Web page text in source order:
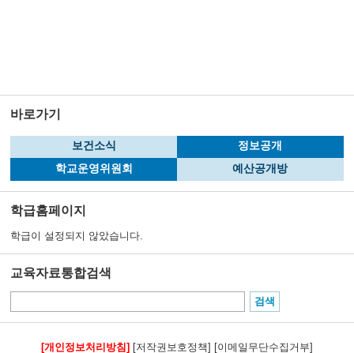
바로가기
보건소식
정보공개
학교운영위원회
예산공개방
학급홈페이지
학급이 설정되지 않았습니다.
교육자료통합검색
[개인정보처리방침] [저작권보호정책] [이메일무단수집거부]